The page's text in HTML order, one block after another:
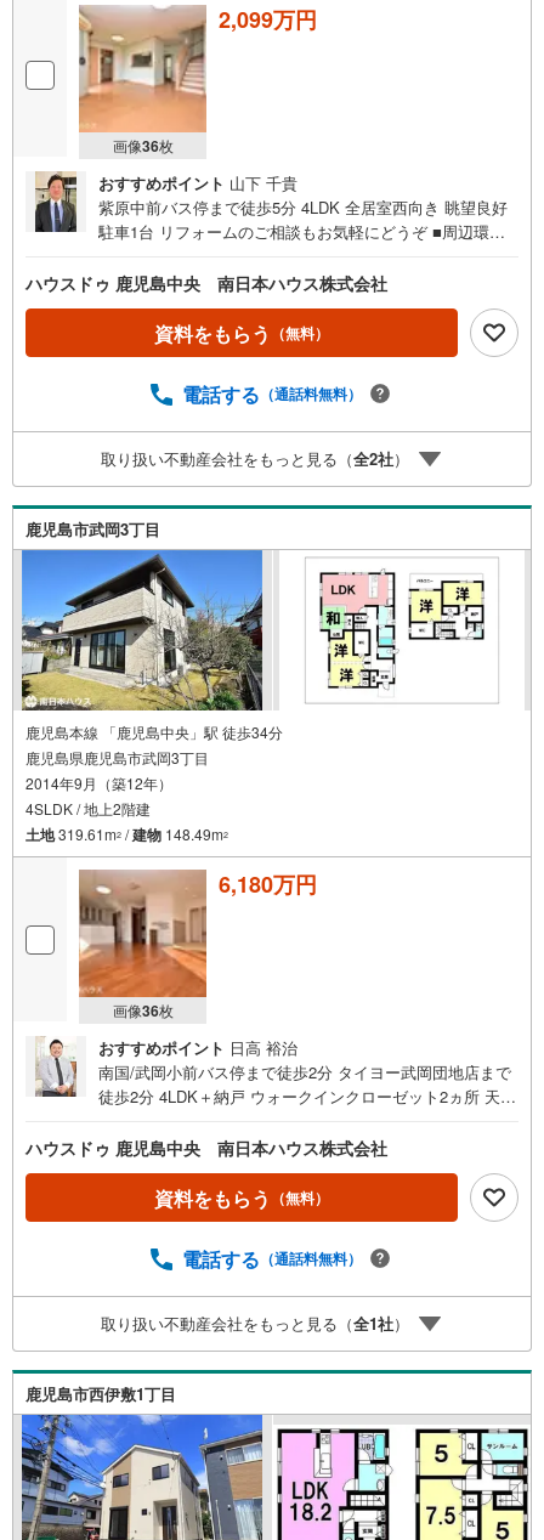
画像36枚
2,099万円
おすすめポイント 山下 千貴
紫原中前バス停まで徒歩5分 4LDK 全居室西向き 眺望良好
駐車1台 リフォームのご相談もお気軽にどうぞ ■周辺環境
（約220m）・ホットモット紫原店まで徒歩5分（約340
m）・セブンイレブン紫原7丁目店まで徒歩5分（約390
m）・紫原北公園まで徒歩5分（約400m）・ファミリーマ
ート紫原中学校前店まで徒歩5分（約400m）・幼保連携型
かごしま田上店まで徒歩9分（約710m）・西紫原中学校ま
で徒歩10分（約770m）・西紫原小学校まで徒歩15分（約1
200m）【リフォームのご相談も南日本ハウスまで！】専門
部署のある南日本ハウスなら購入からリフォーム工事まで
ます 洗面台やトイレだけ新調したい、クロスだけ張り直し
たいなどご要望がございましたらお気軽にご相談ください
無料見積もり致します！お気軽にお問い合わせください
ハウスドゥ 鹿児島中央 南日本ハウス株式会社
資料をもらう （無料）
電話する （通話料無料）
取り扱い不動産会社をもっと見る（全2社）
鹿児島市武岡3丁目
鹿児島本線 「鹿児島中央」駅 徒歩34分
鹿児島県鹿児島市武岡3丁目
2014年9月（築12年）
4SLDK / 地上2階建
土地319.61m2 /建物 148.49m2
画像36枚
6,180万円
おすすめポイント 日高 裕治
南国/武岡小前バス停まで徒歩2分 タイヨー武岡団地店まで
徒歩2分 4LDK＋納戸 ウォークインクローゼット2ヵ所 天井
境■・たけおか保育園まで徒歩2分（約90m）・鹿児島銀行
武岡団地支店まで徒歩2分（約100m）・タイヨー武岡団地
店まで徒歩2分（約150m）・セブンイレブン鹿児島武岡店
まで徒歩3分（約240m）・武岡小学校まで徒歩4分（約310
m）・マックスバリュ武岡店まで徒歩16分（約1260m）・
武岡中学校まで徒歩18分（約1390m）【物件見学】■ご希
望の場所までお迎えにあがります ■ご希望があれば近隣の
資料をお持ちいたします 【住宅ローンについて】■住宅ロ
画、お申込みが可能です 【お住み替え】■売却活動なしで
最短で、現金買取り致します■売却のご相談・査定も無料で
受付中です
ハウスドゥ 鹿児島中央 南日本ハウス株式会社
資料をもらう （無料）
電話する （通話料無料）
取り扱い不動産会社をもっと見る（全1社）
鹿児島市西伊敷1丁目